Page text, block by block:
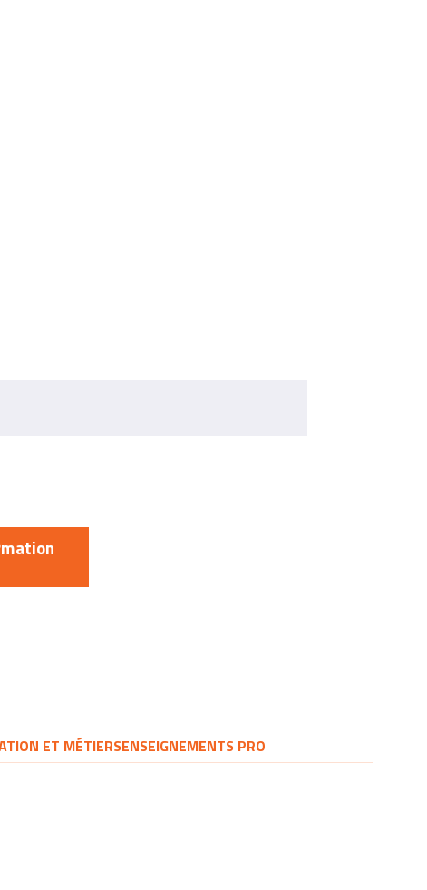
ET MÉTIERSENSEIGNEMENTS PRO